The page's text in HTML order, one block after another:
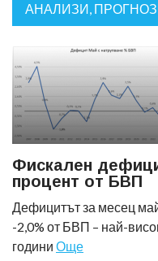
АНАЛИЗИ,
Фискален
процент от БВП
Дефицитът за месец
-2,0% от БВП – най-
години Още